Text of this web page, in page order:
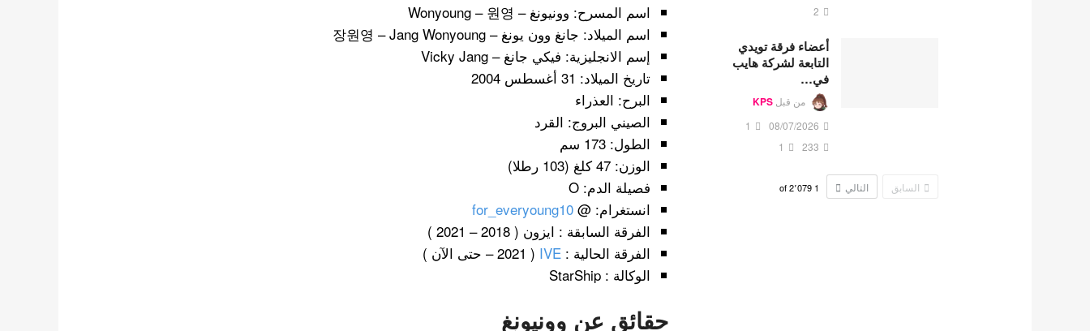
اسم المسرح: وونيونغ – Wonyoung – 원영
اسم الميلاد: جانغ وون يونغ – 장원영 – Jang Wonyoung
إسم الانجليزية: فيكي جانغ – Vicky Jang
تاريخ الميلاد: 31 أغسطس 2004
البرح: العذراء
الصيني البروج: القرد
الطول: 173 سم
الوزن: 47 كلغ (103 رطلا)
فصيلة الدم: O
انستغرام: @for_everyoung10
الفرقة السابقة : ايزون ( 2018 – 2021 )
الفرقة الحالية :IVE ( 2021 – حتى الآن )
الوكالة : StarShip
حقائق عن وونيونغ
2
أعضاء فرقة تويدي
التابعة لشركة هايب
في…
من قبل KPS
08/07/2026
1
233
1
السابق التالي 1 2٬079